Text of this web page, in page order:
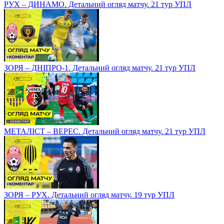
РУХ – ДИНАМО. Детальний огляд матчу. 21 тур УПЛ
ЗОРЯ – ДНІПРО-1. Детальний огляд матчу. 21 тур УПЛ
МЕТАЛІСТ – ВЕРЕС. Детальний огляд матчу. 21 тур УПЛ
ЗОРЯ – РУХ. Детальний огляд матчу. 19 тур УПЛ